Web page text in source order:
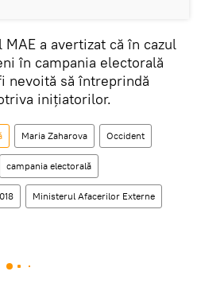
a avertizat că în cazul
în campania electorală
nevoită să întreprindă
inițiatorilor.
Maria Zaharova Occident
campania electorală
Ministerul Afacerilor Externe